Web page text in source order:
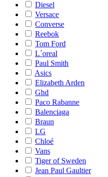
Diesel
Versace
Converse
Reebok
Tom Ford
L´oreal
Paul Smith
Asics
Elizabeth Arden
Ghd
Paco Rabanne
Balenciaga
Braun
LG
Chloé
Vans
Tiger of Sweden
Jean Paul Gaultier